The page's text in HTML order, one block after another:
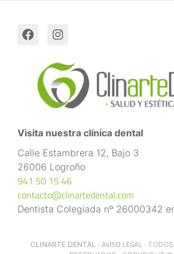
Visita nuestra clínica dental
Calle Estambrera 12, Bajo 3
26006 Logroño
941 50 15 46
contacto@clinartedental.com
Dentista Colegiada nº 26000342
CLINARTE DENTAL · AVISO LEGAL·